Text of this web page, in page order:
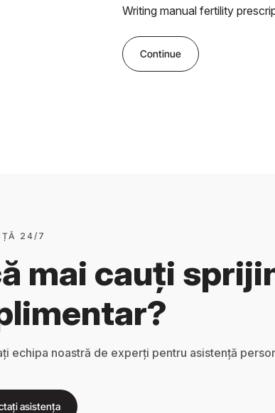
Writing manual fertility
Continue
24/7
mai cauți
echipa noastră de experți pentru asistență
asistența